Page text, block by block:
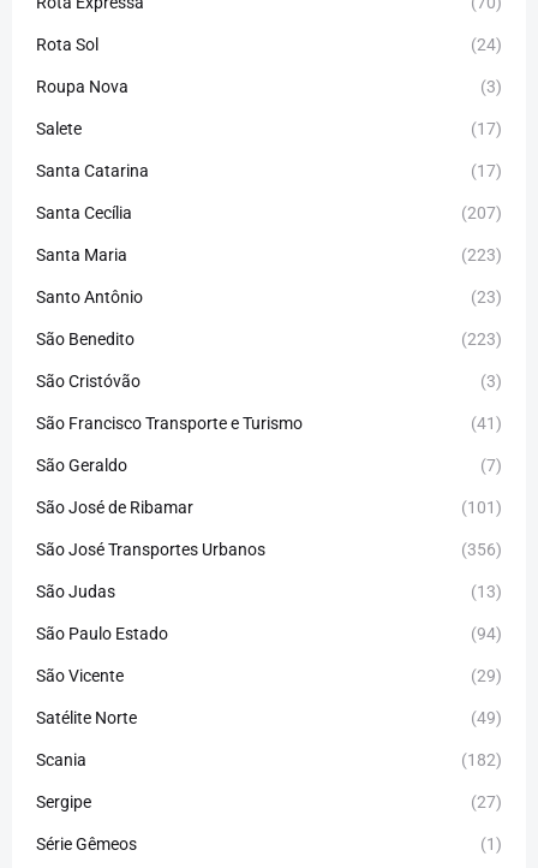
Rota Sol (24)
Roupa Nova (3)
Salete (17)
Santa Catarina (17)
Santa Cecília (207)
Santa Maria (223)
Santo Antônio (23)
São Benedito (223)
São Cristóvão (3)
São Francisco Transporte e Turismo (41)
São Geraldo (7)
São José de Ribamar (101)
São José Transportes Urbanos (356)
São Judas (13)
São Paulo Estado (94)
São Vicente (29)
Satélite Norte (49)
Scania (182)
Sergipe (27)
Série Gêmeos (1)